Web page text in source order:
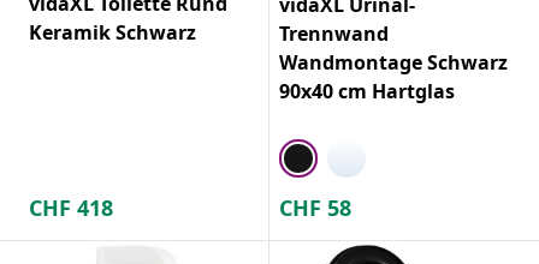
Keramik Schwarz
CHF 418
Trennwand
Wandmontage Schwarz
90x40 cm Hartglas
CHF 58